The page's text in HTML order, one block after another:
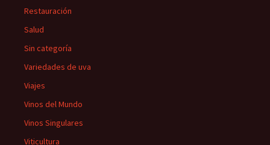
Restauración
Salud
Sin categoría
Variedades de uva
Viajes
Vinos del Mundo
Vinos Singulares
Viticultura